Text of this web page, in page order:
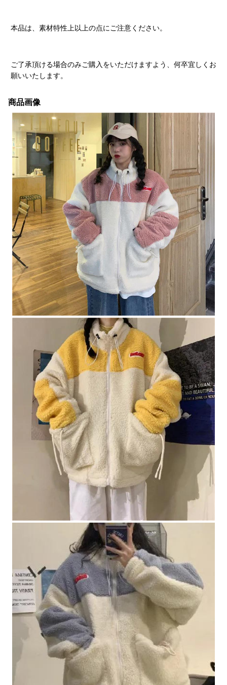
本品は、素材特性上以上の点にご注意ください。
ご了承頂ける場合のみご購入をいただけますよう、何卒宜しくお
願いいたします。
商品画像